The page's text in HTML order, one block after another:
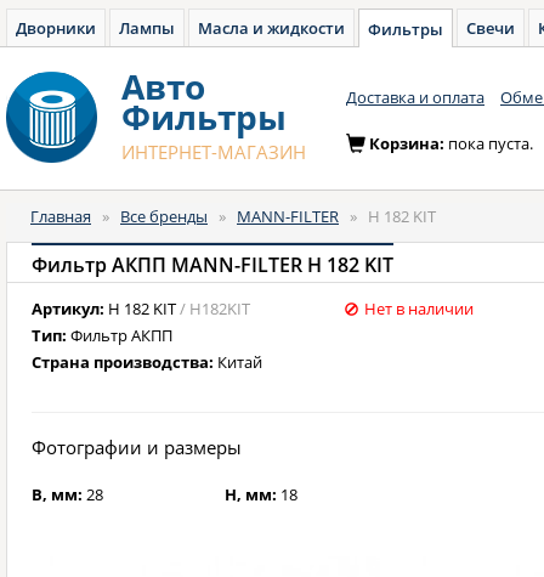
Дворники Лампы Масла и жидкости Фильтры Свечи
Авто
Фильтры
ИНТЕРНЕТ-МАГАЗИН
Доставка и оплата
Корзина: пока пуста.
Главная » Все бренды » MANN-FILTER » H 182 KIT
Фильтр АКПП MANN-FILTER H 182 KIT
Артикул: H 182 KIT/ H182KIT
Тип: Фильтр АКПП
Страна производства: Китай
Нет в наличии
Фотографии и размеры
B, мм: 28 H, мм: 18